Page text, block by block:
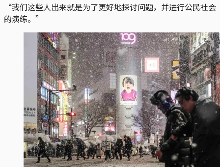
“我们这些人出来就是为了更好地探讨问题，并进行公民社会
的演练。”